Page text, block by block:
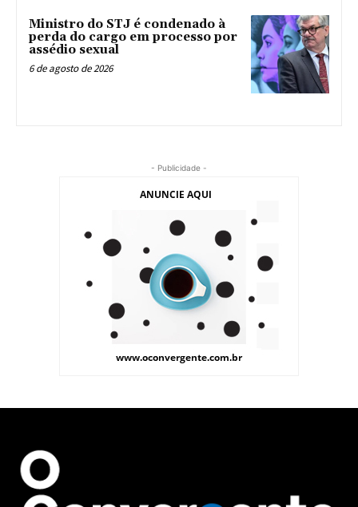
Ministro do STJ é condenado à
perda do cargo em processo por
assédio sexual
6 de agosto de 2026
- Publicidade -